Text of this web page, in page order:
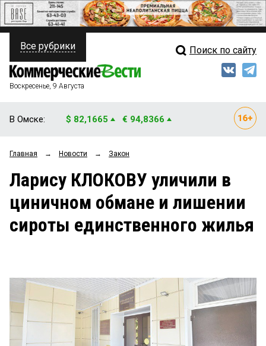
ПОЛИТИКА
ФИНАНСЫ
ОБЩЕСТВО
ЗАКОН
Свежий выпуск
Рейтинги
Блоги
Архив
Все рубрики Поиск по сайту
Воскресенье, 9 Августа
В Омске: $ 82,1665 € 94,8366
Главная → Новости → Закон
Ларису КЛОКОВУ уличили в
циничном обмане и лишении
сироты единственного жилья